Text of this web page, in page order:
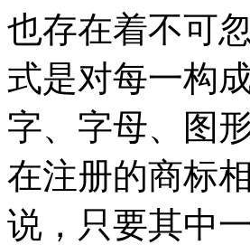
也存在着不可
式是对每一构
字、字母、图
在注册的商标
说，只要其中